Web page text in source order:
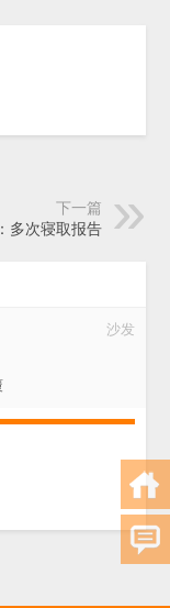
下一篇
多次寝取报告
沙发